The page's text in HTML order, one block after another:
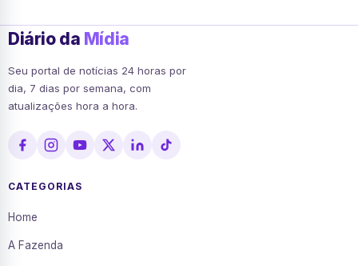
Diário da Mídia
Seu portal de notícias 24 horas por
dia, 7 dias por semana, com
atualizações hora a hora.
CATEGORIAS
Home
A Fazenda